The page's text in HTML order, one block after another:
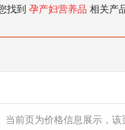
找到 孕产妇营养品 相关产
当前页为价格信息展示，